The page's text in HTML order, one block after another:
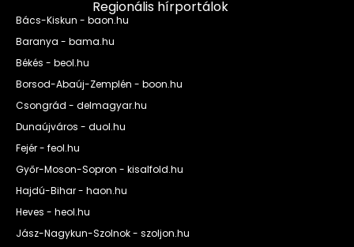
Regionális hírportálok
Bács-Kiskun - baon.hu
Baranya - bama.hu
Békés - beol.hu
Borsod-Abaúj-Zemplén - boon.hu
Csongrád - delmagyar.hu
Dunaújváros - duol.hu
Fejér - feol.hu
Győr-Moson-Sopron - kisalfold.hu
Hajdú-Bihar - haon.hu
Heves - heol.hu
Jász-Nagykun-Szolnok - szoljon.hu